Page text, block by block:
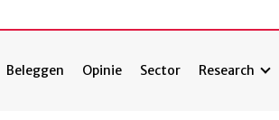
Beleggen Opinie Sector Research